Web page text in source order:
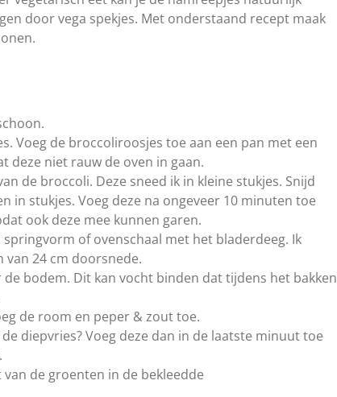
door vega spekjes. Met onderstaand recept maak
Voeg de broccoliroosjes toe aan een pan met een
deze niet rauw de oven in gaan.
de broccoli. Deze sneed ik in kleine stukjes. Snijd
in stukjes. Voeg deze na ongeveer 10 minuten toe
ook deze mee kunnen garen.
of ovenschaal met het bladerdeeg. Ik
van 24 cm doorsnede.
de bodem. Dit kan vocht binden dat tijdens het bakken
de room en peper & zout toe.
diepvries? Voeg deze dan in de laatste minuut toe
de groenten in de bekleedde